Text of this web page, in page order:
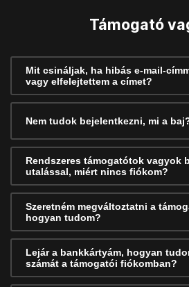
Támogató
Mit csináljak, ha hibás e-mail-
vagy elfelejtettem a címet?
Nem tudok bejelentkezni, mi a
Rendszeres támogatótok vagyok
utalással, miért nincs fiókom?
Szeretném megváltoztatni a
hogyan tudom?
Lejár a bankkártyám, hogyan
számát a támogatói fiókomban?